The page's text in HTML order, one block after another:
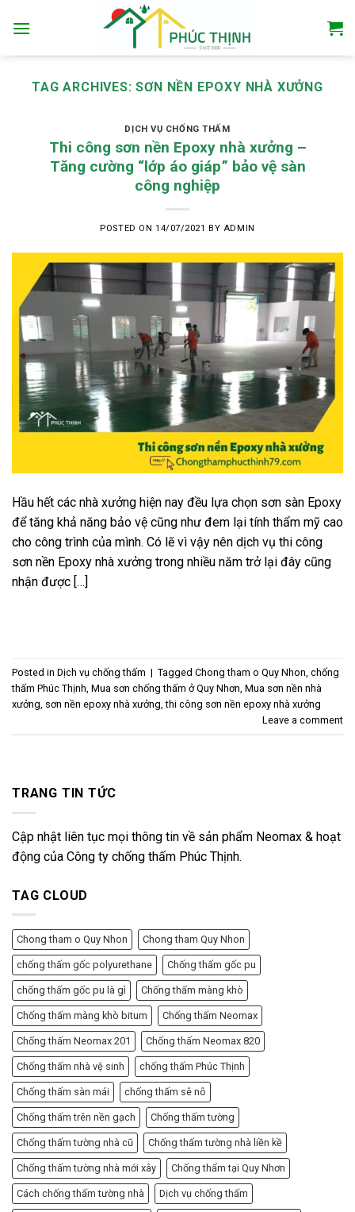
TAG ARCHIVES:SƠN NỀN EPOXY NHÀ XƯỞNG
DỊCH VỤ CHỐNG THẤM
Thi công sơn nền Epoxy nhà xưởng –
Tăng cường “lớp áo giáp” bảo vệ sàn
công nghiệp
POSTED ON 14/07/2021 BY ADMIN
Hầu hết các nhà xưởng hiện nay đều lựa chọn sơn sàn Epoxy
để tăng khả năng bảo vệ cũng như đem lại tính thẩm mỹ cao
cho công trình của mình. Có lẽ vì vậy nên dịch vụ thi công
sơn nền Epoxy nhà xưởng trong nhiều năm trở lại đây cũng
nhận được […]
Posted in Dịch vụ chống thấm | Tagged Chong tham o Quy Nhon chống
thấm Phúc Thịnh Mua sơn chống thấm ở Quy Nhơn Mua sơn nền nhà
xưởng sơn nền epoxy nhà xưởng ,thi công sơn nền epoxy nhà xưởng
Leave a comment
TRANG TIN TỨC
Cập nhật liên tục mọi thông tin về sản phẩm Neomax & hoạt
động của Công ty chống thấm Phúc Thịnh.
TAG CLOUD
Chong tham o Quy Nhon Chong tham Quy Nhon
chống thấm gốc polyurethane Chống thấm gốc pu
chống thấm gốc pu là gì Chống thấm màng khò
Chống thấm màng khò bitum Chống thấm Neomax
Chống thấm Neomax 201 Chống thấm Neomax 820
Chống thấm nhà vệ sinh chống thấm Phúc Thịnh
Chống thấm sàn mái chống thấm sê nô
Chống thấm trên nền gạch Chống thấm tường
Chống thấm tường nhà cũ Chống thấm tường nhà liền kề
Chống thấm tường nhà mới xây Chống thấm tại Quy Nhơn
Cách chống thấm tường nhà Dịch vụ chống thấm